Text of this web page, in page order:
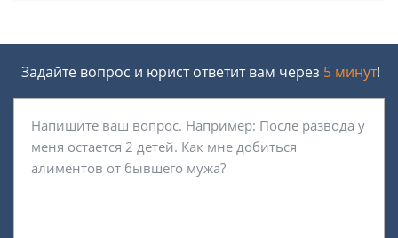
Задайте вопрос и юрист ответит вам через 5 минут!